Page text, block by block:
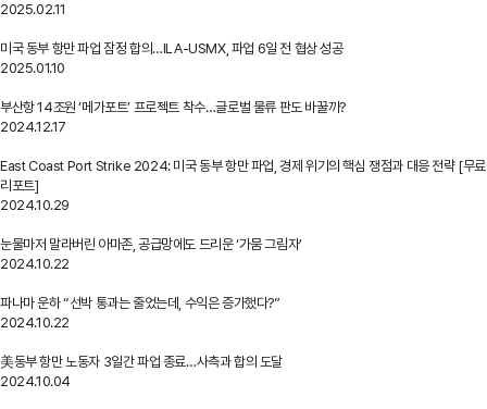
2025.02.11
미국 동부 항만 파업 잠정 합의…ILA-USMX, 파업 6일 전 협상 성공
2025.01.10
부산항 14조원 ‘메가포트’ 프로젝트 착수…글로벌 물류 판도 바꿀까?
2024.12.17
East Coast Port Strike 2024: 미국 동부 항만 파업, 경제 위기의 핵심 쟁점과 대응 전략 [무료
리포트]
2024.10.29
눈물마저 말라버린 아마존, 공급망에도 드리운 ‘가뭄 그림자’
2024.10.22
파나마 운하 “선박 통과는 줄었는데, 수익은 증가했다?”
2024.10.22
美동부 항만 노동자 3일간 파업 종료…사측과 합의 도달
2024.10.04